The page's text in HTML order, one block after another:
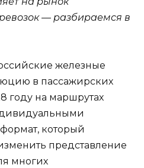
— разбираемся в
железные
в пассажирских
году на маршрутах
который
представление
многих